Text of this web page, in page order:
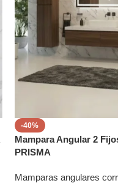
-40%
Mampara Angular 2
PRISMA
Mamparas angulares